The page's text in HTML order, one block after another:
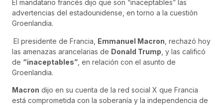
El mandatario francés dijo que son “inaceptables” las
advertencias del estadounidense, en torno a la cuestión
Groenlandia.
El presidente de Francia, Emmanuel Macron , rechazó hoy
las amenazas arancelarias de Donald Trump , y las calificó
de “inaceptables” , en relación con el asunto de
Groenlandia.
Macron dijo en su cuenta de la red social X que Francia
está comprometida con la soberanía y la independencia de